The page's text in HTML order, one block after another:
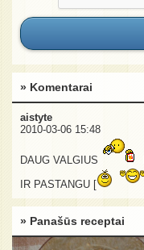
» Komentarai
aistyte
2010-03-06 15:48
DAUG VALGIUS
IR PASTANGU [
» Panašūs receptai